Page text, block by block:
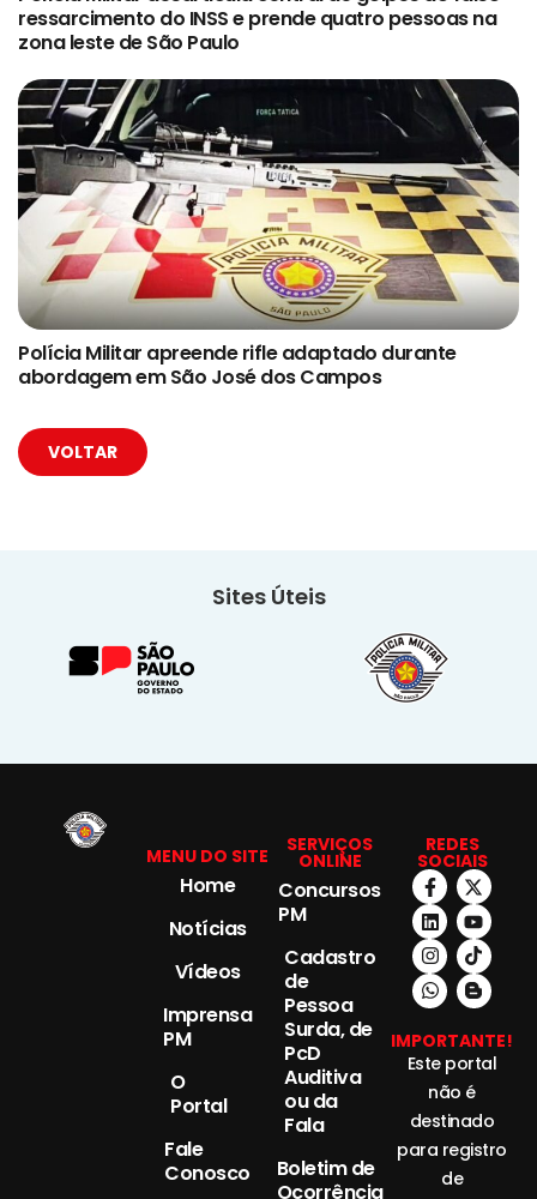
ressarcimento do INSS e prende quatro pessoas na
zona leste de São Paulo
Polícia Militar apreende rifle adaptado durante
abordagem em São José dos Campos
VOLTAR
Sites Úteis
MENU DO SITE
Home
Notícias
Vídeos
Imprensa
PM
O
Portal
Fale
Conosco
SERVIÇOS
ONLINE
Concursos
PM
Cadastro
de
Pessoa
Surda, de
PcD
Auditiva
ou da
Fala
Boletim de
Ocorrência
REDES
SOCIAIS
IMPORTANTE!
Este portal
não é
destinado
para registro
de